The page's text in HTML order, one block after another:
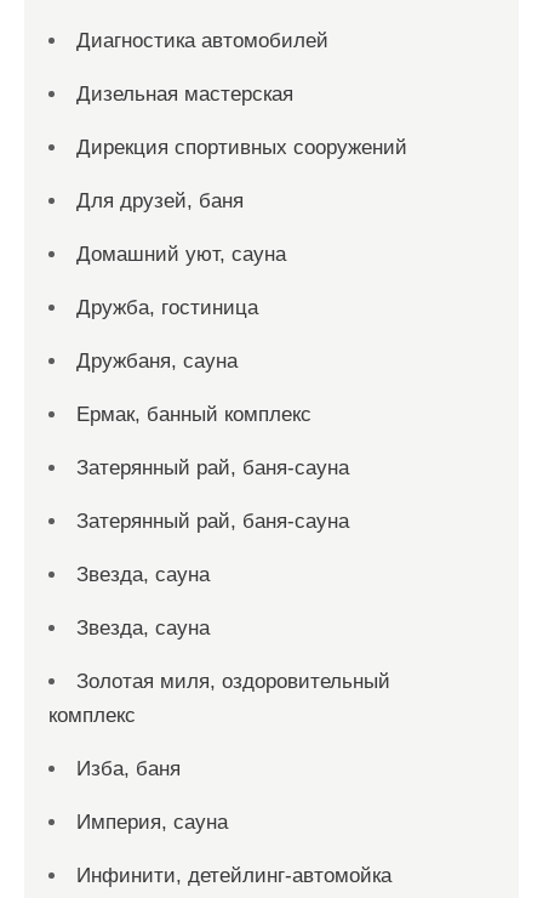
Диагностика автомобилей
Дизельная мастерская
Дирекция спортивных сооружений
Для друзей, баня
Домашний уют, сауна
Дружба, гостиница
Дружбаня, сауна
Ермак, банный комплекс
Затерянный рай, баня-сауна
Затерянный рай, баня-сауна
Звезда, сауна
Звезда, сауна
Золотая миля, оздоровительный
комплекс
Изба, баня
Империя, сауна
Инфинити, детейлинг-автомойка